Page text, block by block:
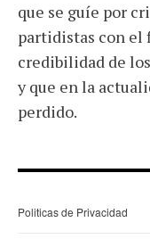
que se guíe por
partidistas con el
credibilidad de
y que en la
perdido.
Politicas de Privacidad